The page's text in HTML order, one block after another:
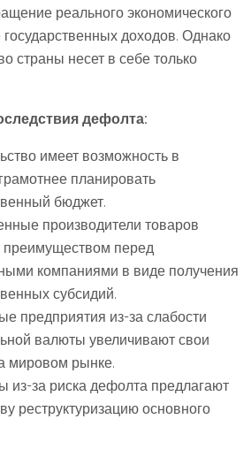
реального экономического
доходов. Однако
страны несет в себе только
дефолта:
имеет возможность в
планировать
бюджет.
производители товаров
преимуществом перед
компаниями в виде получения
субсидий.
предприятия из-за слабости
валюты увеличивают свои
мировом рынке.
из-за риска дефолта предлагают
реструктуризацию основного